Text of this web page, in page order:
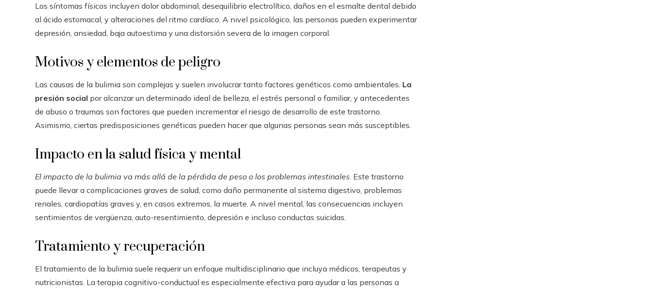
Los síntomas físicos incluyen dolor abdominal, desequilibrio electrolítico, daños en el esmalte dental debido
al ácido estomacal, y alteraciones del ritmo cardíaco. A nivel psicológico, las personas pueden experimentar
depresión, ansiedad, baja autoestima y una distorsión severa de la imagen corporal.
Motivos y elementos de peligro
Las causas de la bulimia son complejas y suelen involucrar tanto factores genéticos como ambientales. La
presión social por alcanzar un determinado ideal de belleza, el estrés personal o familiar, y antecedentes
de abuso o traumas son factores que pueden incrementar el riesgo de desarrollo de este trastorno.
Asimismo, ciertas predisposiciones genéticas pueden hacer que algunas personas sean más susceptibles.
Impacto en la salud física y mental
El impacto de la bulimia va más allá de la pérdida de peso o los problemas intestinales . Este trastorno
puede llevar a complicaciones graves de salud, como daño permanente al sistema digestivo, problemas
renales, cardiopatías graves y, en casos extremos, la muerte. A nivel mental, las consecuencias incluyen
sentimientos de vergüenza, auto-resentimiento, depresión e incluso conductas suicidas.
Tratamiento y recuperación
El tratamiento de la bulimia suele requerir un enfoque multidisciplinario que incluya médicos, terapeutas y
nutricionistas. La terapia cognitivo-conductual es especialmente efectiva para ayudar a las personas a